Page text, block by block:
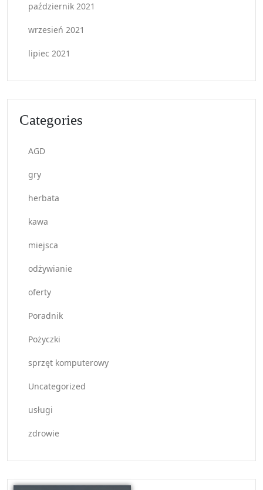
październik 2021
wrzesień 2021
lipiec 2021
Categories
AGD
gry
herbata
kawa
miejsca
odżywianie
oferty
Poradnik
Pożyczki
sprzęt komputerowy
Uncategorized
usługi
zdrowie